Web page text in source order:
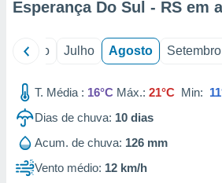
1199
Esperança Do Sul - RS em
Junho Julho Agosto Setembro
T. Média : 16°C Máx.: 21°C Min:
Dias de chuva: 10 dias
Acum. de chuva: 126 mm
Vento médio: 12 km/h